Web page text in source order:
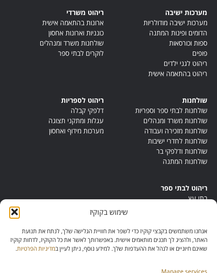
שימוש בקוקיז
אנחנו משתמשים בקבצי קוקיז כדי לשפר את חוויית הגלישה שלך, לנתח את תנועת
האתר, ולהציג לך תכנים מותאמים אישית. באפשרותך לאשר את כל הקוקיז, לדחות קוקיז
שאינם חיוניים או לנהל את ההעדפות שלך. למידע נוסף, ניתן לעיין במדיניות הפרטיות.
Manage services
מערכות ישיבה
מערכות ישיבה מודולריות
הדומים ופינות המתנה
ספות וכורסאות
פופים
ריהוט לגני ילדים
ריהוט בהתאמה אישית
ריהוט משרדי
ארונות בהתאמה אישית
כונניות וארונות אחסון
שולחנות משרד ומנהלים
לוקרים לבתי ספר
שולחנות
שולחנות לבתי ספר וספריות
שולחנות משרד ומנהלים
שולחנות מזכירה ועבודה
שולחנות לחדרי ישיבות
שולחנות ודלפקי בר
שולחנות המתנה
ריהוט לספריות
דלפקי קבלה
עגלות ומתקני תצוגה
מערכות מידוף ואחסון
ריהוט לבתי ספר
בתי עץ
ריהוט מונטסורי
ריהוט אנתרופוסופי